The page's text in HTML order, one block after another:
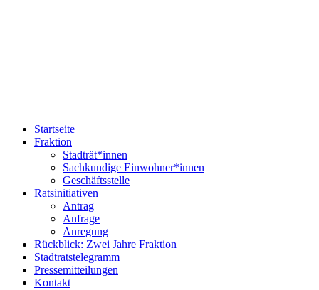
Startseite
Fraktion
Stadträt*innen
Sachkundige Einwohner*innen
Geschäftsstelle
Ratsinitiativen
Antrag
Anfrage
Anregung
Rückblick: Zwei Jahre Fraktion
Stadtratstelegramm
Pressemitteilungen
Kontakt